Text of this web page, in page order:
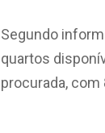
Segundo
quartos
procurada, com